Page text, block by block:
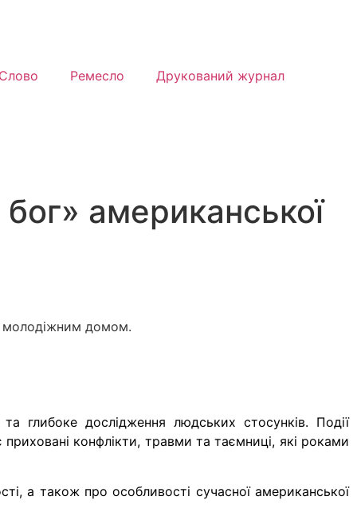
Слово Ремесло Друкований журнал
американської
молодіжним домом.
глибоке дослідження людських стосунків. Події
конфлікти, травми та таємниці, які роками
а також про особливості сучасної американської